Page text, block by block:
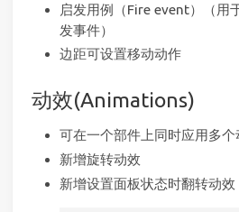
启发用例（Fire event）（用
发事件）
边距可设置移动动作
动效(Animations)
可在一个部件上同时应用多个
新增旋转动效
新增设置面板状态时翻转动效